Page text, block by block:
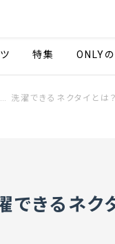
特集 ONLY
洗濯できるネクタイとは？
きるネク